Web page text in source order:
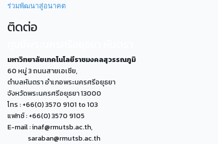
ร่วมพัฒนาสู่อนาคต
ติดต่อ
มหาวิทยาลัยเทคโนโลยีราชมงคลสุวรรณภูมิ
60 หมู่ 3 ถนนสายเอเซีย,
ตำบลหันตรา อำเภอพระนครศรีอยุธยา
จังหวัดพระนครศรีอยุธยา 13000
โทร : +66(0) 3570 9101 to 103
แฟกซ์ : +66(0) 3570 9105
E-mail : inaf@rmutsb.ac.th,
saraban@rmutsb.ac.th